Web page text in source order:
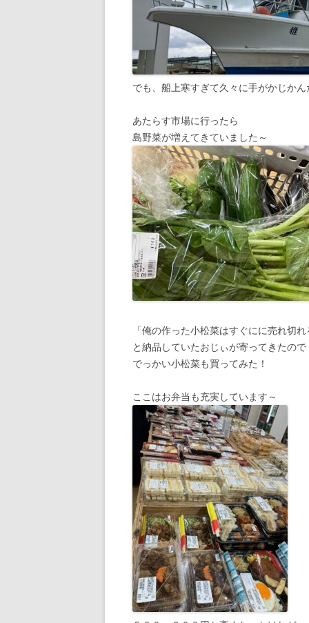
でも、船上寒すぎて久々に手がかじかん
あたらす市場に行ったら
島野菜が増えてきていました～
「俺の作った小松菜はすぐにに売れ切
と納品していたおじぃが寄ってきたので
でっかい小松菜も買ってみた！
ここはお弁当も充実しています～